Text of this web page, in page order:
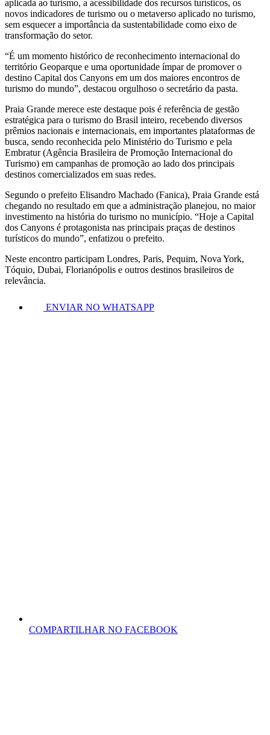
aplicada ao turismo, a acessibilidade dos recursos turísticos, os
novos indicadores de turismo ou o metaverso aplicado no turismo,
sem esquecer a importância da sustentabilidade como eixo de
transformação do setor.
“É um momento histórico de reconhecimento internacional do
território Geoparque e uma oportunidade ímpar de promover o
destino Capital dos Canyons em um dos maiores encontros de
turismo do mundo”, destacou orgulhoso o secretário da pasta.
Praia Grande merece este destaque pois é referência de gestão
estratégica para o turismo do Brasil inteiro, recebendo diversos
prêmios nacionais e internacionais, em importantes plataformas de
busca, sendo reconhecida pelo Ministério do Turismo e pela
Embratur (Agência Brasileira de Promoção Internacional do
Turismo) em campanhas de promoção ao lado dos principais
destinos comercializados em suas redes.
Segundo o prefeito Elisandro Machado (Fanica), Praia Grande está
chegando no resultado em que a administração planejou, no maior
investimento na história do turismo no município. “Hoje a Capital
dos Canyons é protagonista nas principais praças de destinos
turísticos do mundo”, enfatizou o prefeito.
Neste encontro participam Londres, Paris, Pequim, Nova York,
Tóquio, Dubai, Florianópolis e outros destinos brasileiros de
relevância.
ENVIAR NO WHATSAPP
COMPARTILHAR NO FACEBOOK